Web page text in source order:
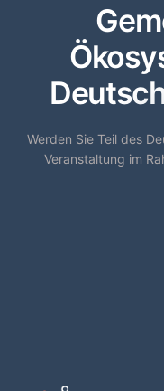
Werden Sie Teil des
Veranstaltung im